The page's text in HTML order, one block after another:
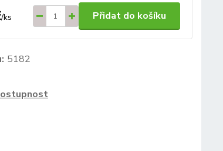
/ks Přidat do košíku
5182